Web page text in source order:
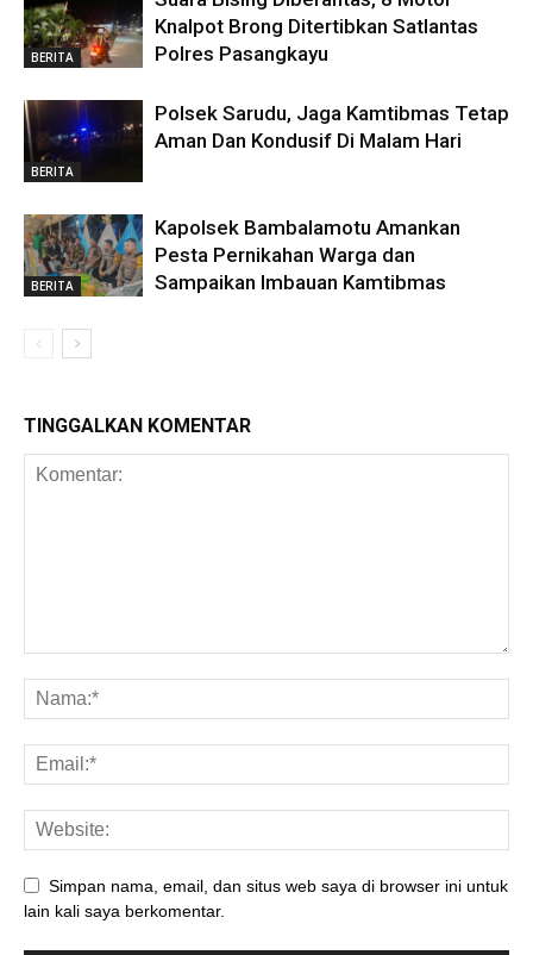
BERITA
Knalpot Brong Ditertibkan Satlantas
Polres Pasangkayu
BERITA
Polsek Sarudu, Jaga Kamtibmas Tetap
Aman Dan Kondusif Di Malam Hari
BERITA
Kapolsek Bambalamotu Amankan
Pesta Pernikahan Warga dan
Sampaikan Imbauan Kamtibmas
TINGGALKAN KOMENTAR
Simpan nama, email, dan situs web saya di browser ini untuk
lain kali saya berkomentar.